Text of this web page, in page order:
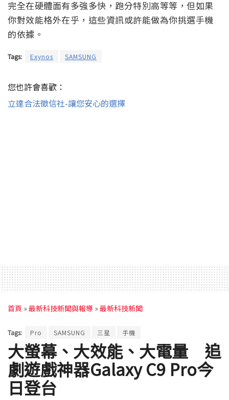
完全在硬體面有多強多快，跑分特別高等等，但如果
你對效能格外在乎，這些資訊或許能做為你挑選手機
的依據。
Tags: Exynos SAMSUNG
您也許會喜歡：
立達合法徵信社-讓您安心的選擇
首頁 »最新科技新聞與報導 »最新科技新聞
Tags: Pro SAMSUNG 三星 手機
大螢幕、大效能、大電量 追
劇遊戲神器Galaxy C9 Pro今
日登台